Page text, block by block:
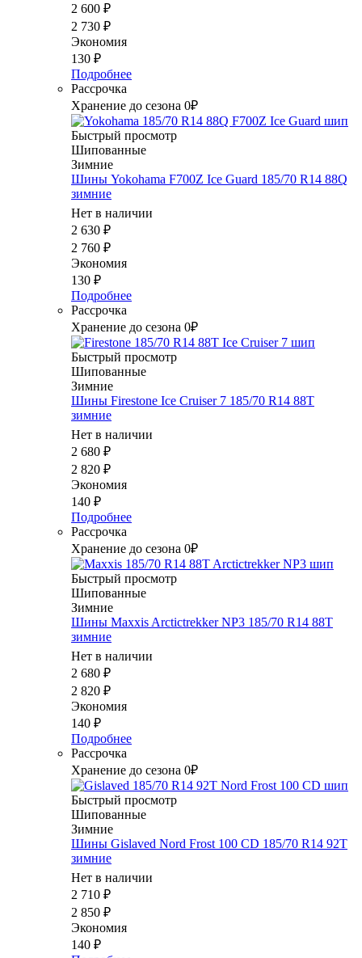
2 600 ₽
2 730 ₽
Экономия
130 ₽
Подробнее
Рассрочка
Хранение до сезона 0₽
Быстрый просмотр
Шипованные
Зимние
Шины Yokohama F700Z Ice Guard 185/70 R14 88Q
зимние
Нет в наличии
2 630 ₽
2 760 ₽
Экономия
130 ₽
Подробнее
Рассрочка
Хранение до сезона 0₽
Быстрый просмотр
Шипованные
Зимние
Шины Firestone Ice Cruiser 7 185/70 R14 88T
зимние
Нет в наличии
2 680 ₽
2 820 ₽
Экономия
140 ₽
Подробнее
Рассрочка
Хранение до сезона 0₽
Быстрый просмотр
Шипованные
Зимние
Шины Maxxis Arctictrekker NP3 185/70 R14 88T
зимние
Нет в наличии
2 680 ₽
2 820 ₽
Экономия
140 ₽
Подробнее
Рассрочка
Хранение до сезона 0₽
Быстрый просмотр
Шипованные
Зимние
Шины Gislaved Nord Frost 100 CD 185/70 R14 92T
зимние
Нет в наличии
2 710 ₽
2 850 ₽
Экономия
140 ₽